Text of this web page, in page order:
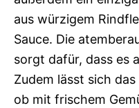
aus würzigem
Sauce. Die
sorgt dafür, dass es
Zudem lässt sich
ob mit frischem